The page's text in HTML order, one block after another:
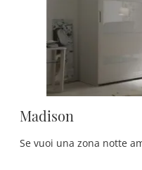
Madison